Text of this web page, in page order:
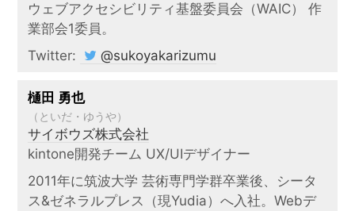
ウェブアクセシビリティ基盤委員会（WAIC） 作
業部会1委員。
Twitter:
@sukoyakarizumu
樋田 勇也
（といだ・ゆうや）
サイボウズ株式会社
kintone開発チーム UX/UIデザイナー
2011年に筑波大学 芸術専門学群卒業後、シータ
ス&ゼネラルプレス（現Yudia）へ入社。Webデ